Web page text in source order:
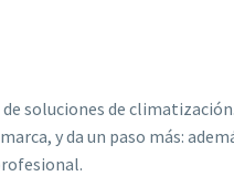
soluciones de
y da un paso más: